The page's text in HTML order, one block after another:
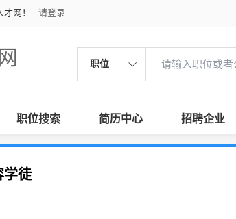
网！ 请登录
职位
职位搜索 简历中心 招聘企业
学徒